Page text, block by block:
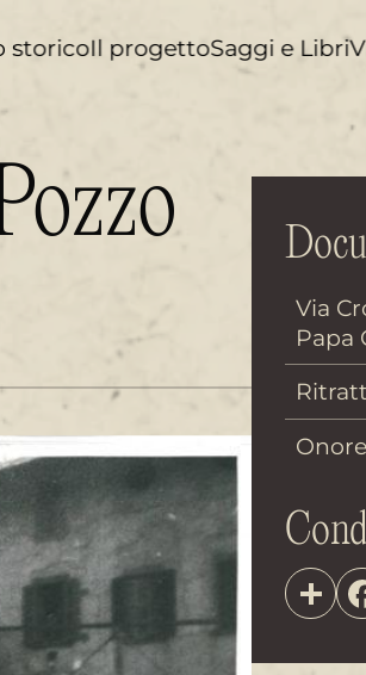
storicoIl progettoSaggi e Libri
Via
Papa